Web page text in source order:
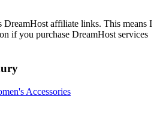
DreamHost affiliate links. This means I
if you purchase DreamHost services